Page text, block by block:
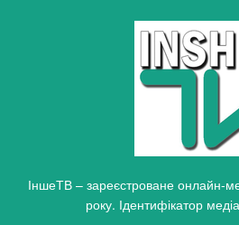
ІншеТВ – зареєстроване онлайн-
року. Ідентифікатор